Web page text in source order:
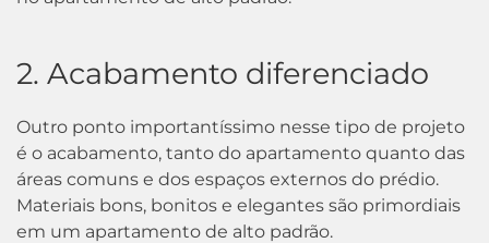
2. Acabamento diferenciado
Outro ponto importantíssimo nesse tipo de projeto
é o acabamento, tanto do apartamento quanto das
áreas comuns e dos espaços externos do prédio.
Materiais bons, bonitos e elegantes são primordiais
em um apartamento de alto padrão.